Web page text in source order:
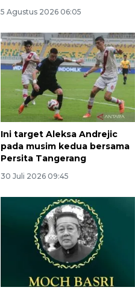
5 Agustus 2026 06:05
Ini target Aleksa Andrejic
pada musim kedua bersama
Persita Tangerang
30 Juli 2026 09:45